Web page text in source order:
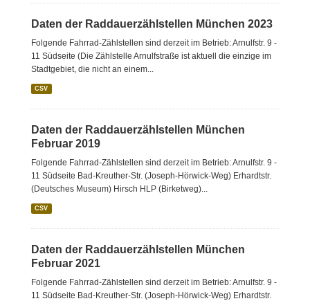
Daten der Raddauerzählstellen München 2023
Folgende Fahrrad-Zählstellen sind derzeit im Betrieb: Arnulfstr. 9 -
11 Südseite (Die Zählstelle Arnulfstraße ist aktuell die einzige im
Stadtgebiet, die nicht an einem...
CSV
Daten der Raddauerzählstellen München
Februar 2019
Folgende Fahrrad-Zählstellen sind derzeit im Betrieb: Arnulfstr. 9 -
11 Südseite Bad-Kreuther-Str. (Joseph-Hörwick-Weg) Erhardtstr.
(Deutsches Museum) Hirsch HLP (Birketweg)...
CSV
Daten der Raddauerzählstellen München
Februar 2021
Folgende Fahrrad-Zählstellen sind derzeit im Betrieb: Arnulfstr. 9 -
11 Südseite Bad-Kreuther-Str. (Joseph-Hörwick-Weg) Erhardtstr.